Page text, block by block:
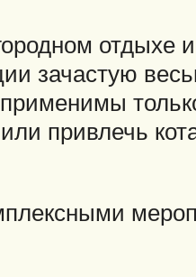
отдыхе
зачастую
привлечь